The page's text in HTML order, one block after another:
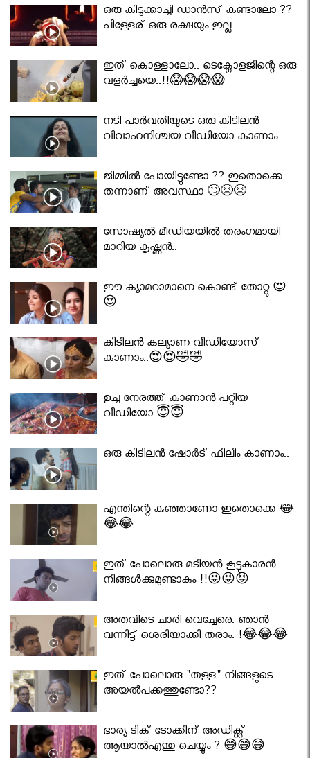
ഒരു കിടുക്കാച്ചി ഡാൻസ് കണ്ടാലോ ??
പിള്ളേര് ഒരു രക്ഷയും ഇല്ല..
ഇത് കൊള്ളാലോ.. ടെക്നോളജിന്റെ ഒരു
വളർച്ചയെ..!!😱😱😱😱
നടി പാർവതിയുടെ ഒരു കിടിലൻ
വിവാഹനിശ്ചയ വീഡിയോ കാണാം..
ജിമ്മിൽ പോയിട്ടുണ്ടോ ?? ഇതൊക്കെ
തന്നാണ് അവസ്ഥാ 🙄😣😣
സോഷ്യൽ മീഡിയയിൽ തരംഗമായി
മാറിയ കൃഷ്ണൻ..
ഈ ക്യാമറാമാനെ കൊണ്ട് തോറ്റു 😍
😍
കിടിലൻ കല്യാണ വീഡിയോസ്
കാണാം..😍😍🤣🤣
ഉച്ച നേരത്ത് കാണാൻ പറ്റിയ
വീഡിയോ 😇😇
ഒരു കിടിലൻ ഷോർട് ഫിലിം കാണാം..
എന്തിന്റെ കുഞ്ഞാണോ ഇതൊക്കെ 😂
😂😂
ഇത് പോലൊരു മടിയൻ കൂട്ടുകാരൻ
നിങ്ങൾക്കുമുണ്ടാകും !!😝😝😝
അതവിടെ ചാരി വെച്ചേരെ. ഞാൻ
വന്നിട്ട് ശെരിയാക്കി തരാം. !😂😂😂
ഇത് പോലൊരു "തള്ള" നിങ്ങളുടെ
അയല്‍പക്കത്തുണ്ടോ??
ഭാര്യ ടിക് ടോക്കിന് അഡിക്റ്റ്
ആയാൽഎന്തു ചെയ്യും ? 😅😅😅